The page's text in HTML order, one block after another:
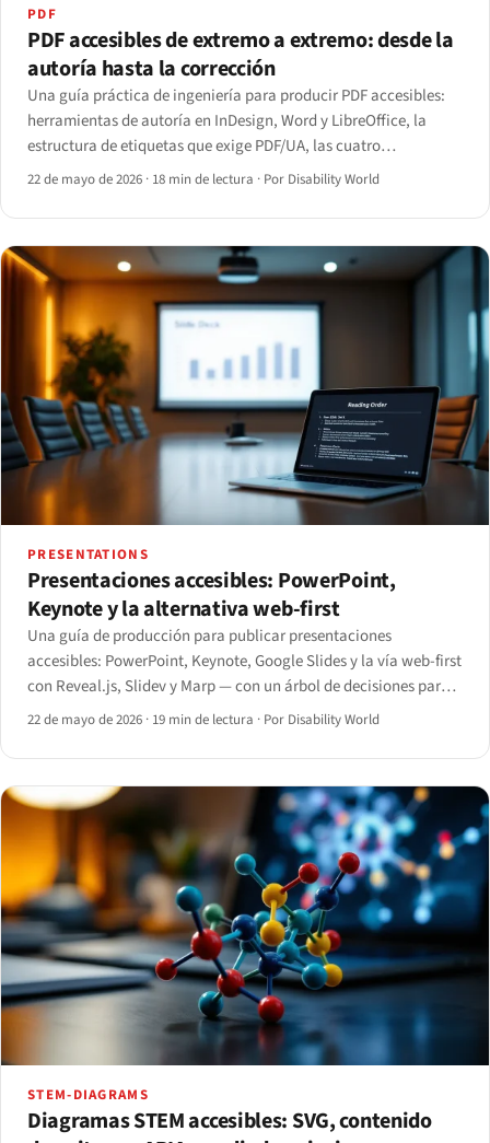
PDF
PDF accesibles de extremo a extremo: desde la
autoría hasta la corrección
Una guía práctica de ingeniería para producir PDF accesibles:
herramientas de autoría en InDesign, Word y LibreOffice, la
estructura de etiquetas que exige PDF/UA, las cuatro
herramientas de corrección más utilizadas y cómo JAWS, NVDA,
22 de mayo de 2026 · 18 min de lectura · Por Disability World
PRESENTATIONS
Presentaciones accesibles: PowerPoint,
Keynote y la alternativa web-first
Una guía de producción para publicar presentaciones
accesibles: PowerPoint, Keynote, Google Slides y la vía web-first
con Reveal.js, Slidev y Marp — con un árbol de decisiones para
elegir la herramienta adecuada.
22 de mayo de 2026 · 19 min de lectura · Por Disability World
STEM-DIAGRAMS
Diagramas STEM accesibles: SVG, contenido